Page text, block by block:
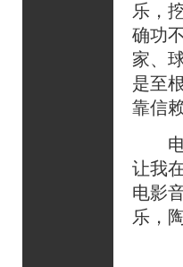
乐，
确功
家、
是至
靠信
电
让我
电影
乐，